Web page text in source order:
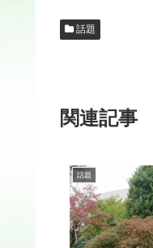
話題
関連記事
話題